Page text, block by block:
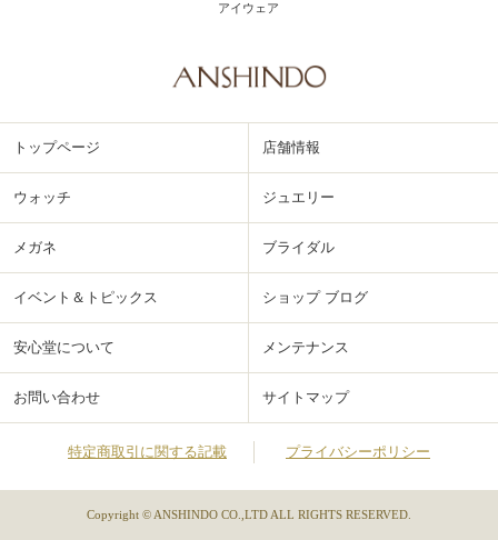
アイウェア
トップページ 店舗情報
ウォッチ ジュエリー
メガネ ブライダル
イベント＆トピックス ショップ ブログ
安心堂について メンテナンス
お問い合わせ サイトマップ
特定商取引に関する記載 プライバシーポリシー
Copyright © ANSHINDO CO.,LTD ALL RIGHTS RESERVED.